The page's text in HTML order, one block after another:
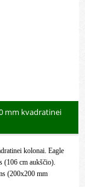
mm kvadratinei
kolonai. Eagle
(106 cm aukščio).
(200x200 mm